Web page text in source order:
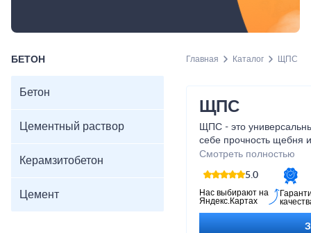
БЕТОН
Бетон
Цементный раствор
Керамзитобетон
Цемент
Главная Каталог ЩПС
ЩПС
ЩПС - это
себе прочность щебня
обеспечивая
прочных и
вы получаете не
и надежного партнера,
комплексное решение
Смотреть полностью
5.0
Нас выбирают на
Яндекс.Картах